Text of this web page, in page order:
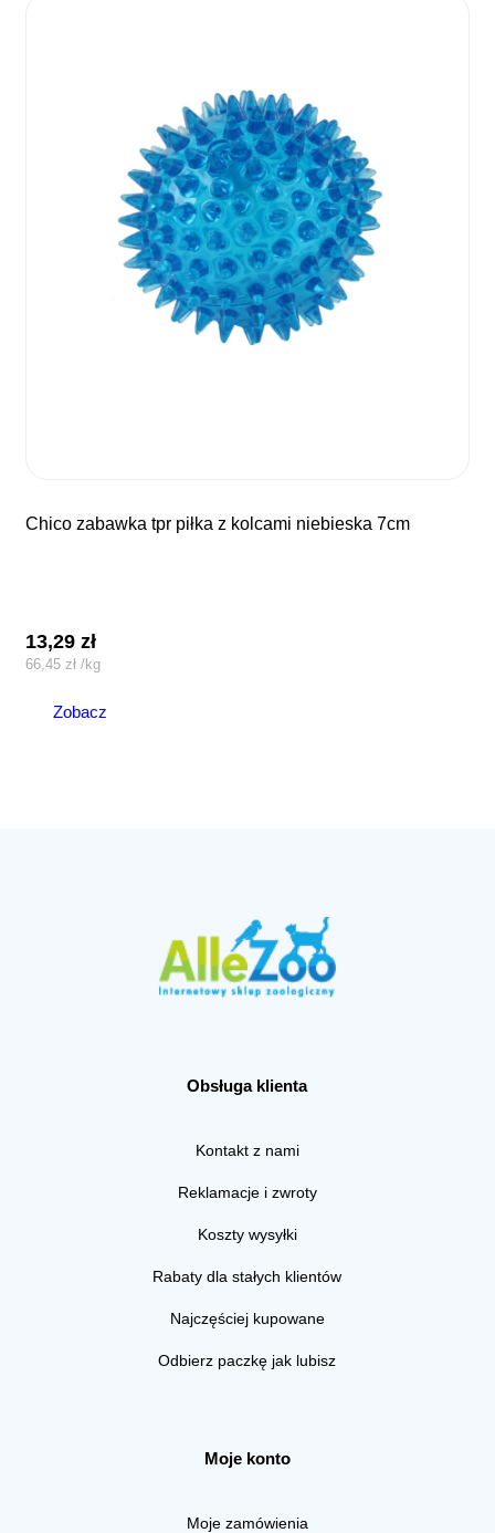
chico zabawka tpr piłka z kolcami niebieska 7cm
13,29zł
66,45zł /kg
Zobacz
Obsługa klienta
Kontakt z nami
Reklamacje i zwroty
Koszty wysyłki
Rabaty dla stałych klientów
Najczęściej kupowane
Odbierz paczkę jak lubisz
Moje konto
Moje zamówienia